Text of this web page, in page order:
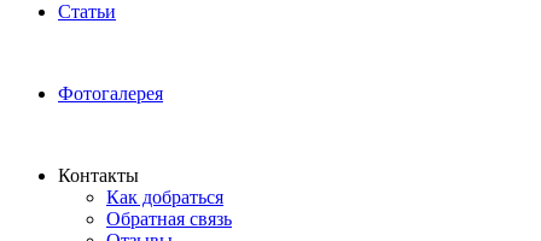
Статьи
Фотогалерея
Контакты
Как добраться
Обратная связь